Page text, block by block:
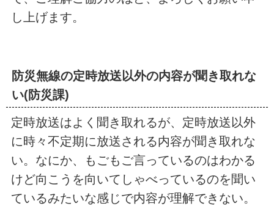
し上げます。
防災無線の定時放送以外の内容が聞き取れな
い(防災課)
定時放送はよく聞き取れるが、定時放送以外
に時々不定期に放送される内容が聞き取れな
い。なにか、もごもご言っているのはわかる
けど向こうを向いてしゃべっているのを聞い
ているみたいな感じで内容が理解できない。